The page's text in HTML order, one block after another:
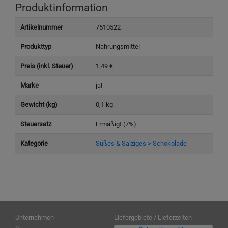
Produktinformation
Artikelnummer 7510522
Produkttyp Nahrungsmittel
Preis (inkl. Steuer) 1,49 €
Marke ja!
Gewicht (kg) 0,1 kg
Steuersatz Ermäßigt (7%)
Kategorie Süßes & Salziges > Schokolade
Unternehmen
Liefergebiete / Lieferzeiten